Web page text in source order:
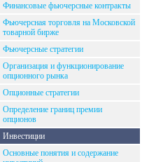
Финансовые фьючерсные контракты
Фьючерсная торговля на Московской
товарной бирже
Фьючерсные стратегии
Организация и функционирование
опционного рынка
Опционные стратегии
Определение границ премии
опционов
Инвестиции
Основные понятия и содержание